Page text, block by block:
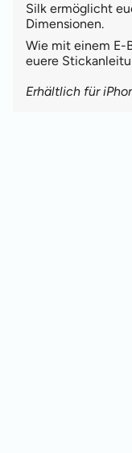
Silk ermöglicht
Dimensionen.
Wie mit einem E-
euere
Erhältlich für